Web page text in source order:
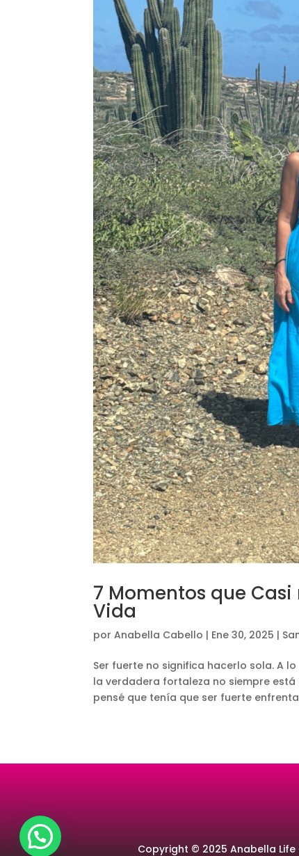
7 Momentos que
Vida
porAnabella Cabello | Ene 30, 2025 |
Ser fuerte no significa hacerlo sola. A
la verdadera fortaleza no siempre está
pensé que tenía que ser fuerte
Copyright © 2025 Anabella Life